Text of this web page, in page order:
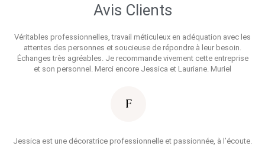
Avis Clients
Véritables professionnelles, travail méticuleux en adéquation avec les
attentes des personnes et soucieuse de répondre à leur besoin.
Échanges très agréables. Je recommande vivement cette entreprise
et son personnel. Merci encore Jessica et Lauriane. Muriel
Jessica est une décoratrice professionnelle et passionnée, à l’écoute.